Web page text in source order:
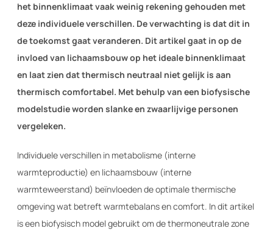
het binnenklimaat vaak weinig rekening gehouden met
deze individuele verschillen. De verwachting is dat dit in
de toekomst gaat veranderen. Dit artikel gaat in op de
invloed van lichaamsbouw op het ideale binnenklimaat
en laat zien dat thermisch neutraal niet gelijk is aan
thermisch comfortabel. Met behulp van een biofysische
modelstudie worden slanke en zwaarlijvige personen
vergeleken.
Individuele verschillen in metabolisme (interne
warmteproductie) en lichaamsbouw (interne
warmteweerstand) beïnvloeden de optimale thermische
omgeving wat betreft warmtebalans en comfort. In dit artikel
is een biofysisch model gebruikt om de thermoneutrale zone